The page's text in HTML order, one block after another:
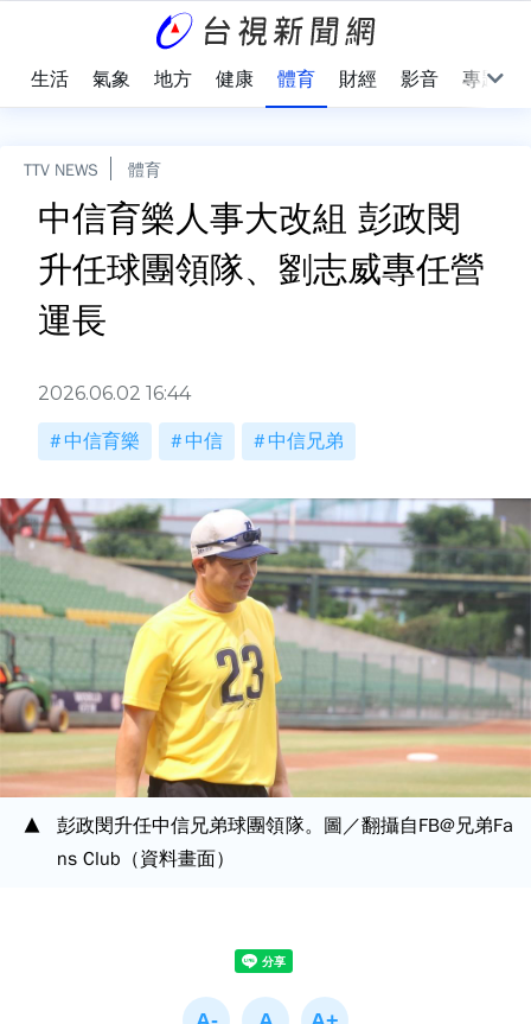
生活 氣象 地方 健康 體育 財經 影音 專題
TTV NEWS 體育
中信育樂人事大改組 彭政閔
升任球團領隊、劉志威專任營
運長
2026.06.02 16:44
中信育樂 中信 中信兄弟
彭政閔升任中信兄弟球團領隊。圖／翻攝自FB@兄弟Fa
ns Club（資料畫面）